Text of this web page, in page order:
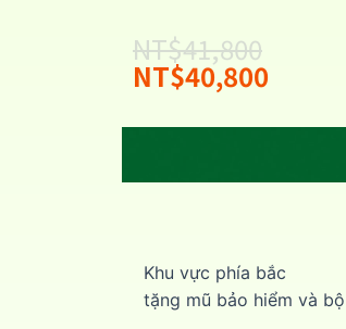
NT$41,800
NT$40,800
Khu vực phía bắc
tặng mũ bảo hiểm và